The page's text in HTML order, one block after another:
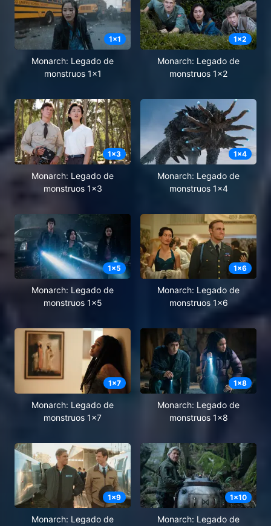
1x1
Monarch: Legado de
monstruos 1x1
1x2
Monarch: Legado de
monstruos 1x2
1x3
Monarch: Legado de
monstruos 1x3
1x4
Monarch: Legado de
monstruos 1x4
1x5
Monarch: Legado de
monstruos 1x5
1x6
Monarch: Legado de
monstruos 1x6
1x7
Monarch: Legado de
monstruos 1x7
1x8
Monarch: Legado de
monstruos 1x8
1x9
Monarch: Legado de
1x10
Monarch: Legado de